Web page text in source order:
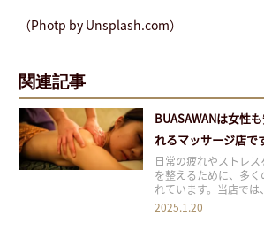
（Photp by Unsplash.com）
関連記事
BUASAWANは女性
れるマッサージ店で
日常の疲れやストレ
を整えるために、多
れています。当店で
てご来店いただける環
2025.1.20